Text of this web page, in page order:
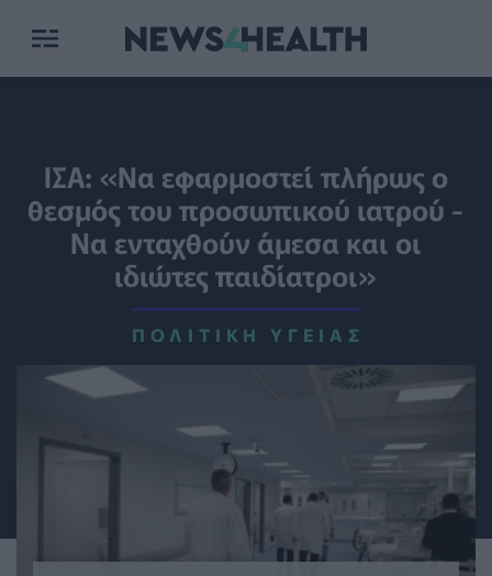
ΙΣΑ: «Να εφαρμοστεί πλήρως ο
θεσμός του προσωπικού ιατρού -
Να ενταχθούν άμεσα και οι
ιδιώτες παιδίατροι»
ΠΟΛΙΤΙΚΉ ΥΓΕΊΑΣ